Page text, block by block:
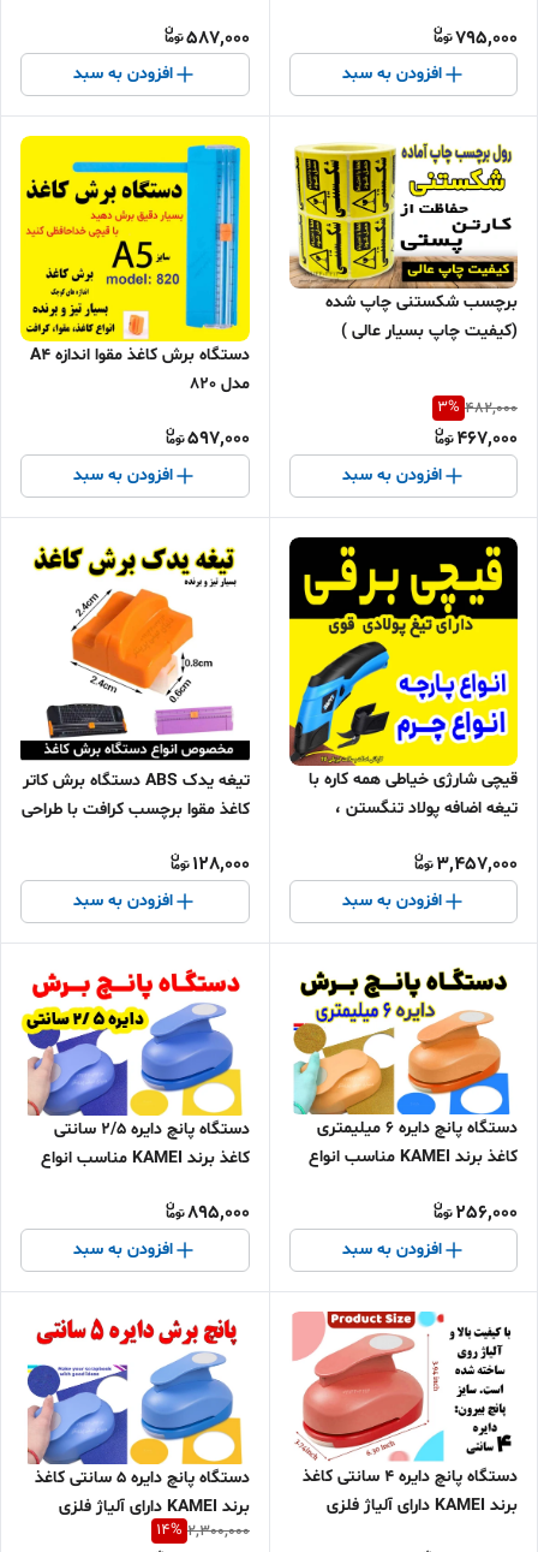
795,000
افزودن به سبد
کاغذی، دستگاه چین‌دار با شکل
موج یا برای اسکرپ‌بوکینگ برند
587,000
افزودن به سبد
برچسب شکستنی چاپ شده
(کیفیت چاپ بسیار عالی )
482,000
3%
467,000
افزودن به سبد
دستگاه برش کاغذ مقوا اندازه A4
مدل 820
597,000
افزودن به سبد
قیچی شارژی خیاطی همه کاره با
تیغه اضافه پولاد تنگستن ،
3,457,000
افزودن به سبد
تیغه یدک ABS دستگاه برش کاتر
کاغذ مقوا برچسب کرافت با طراحی
128,000
افزودن به سبد
دستگاه پانچ دایره 6 میلیمتری
کاغذ برند KAMEI مناسب انواع
فلزی بسیار محکم و بادوام
256,000
افزودن به سبد
دستگاه پانچ دایره 2/5 سانتی
کاغذ برند KAMEI مناسب انواع
بسیار محکم و بادوام
895,000
افزودن به سبد
دستگاه پانچ دایره 4 سانتی کاغذ
برند KAMEI دارای آلیاژ فلزی
دستگاه پانچ دایره 5 سانتی کاغذ
برند KAMEI دارای آلیاژ فلزی
بسیار محکم و بادوام مناسب
2,300,000
14%